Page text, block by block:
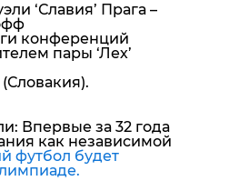
‘Славия’ Прага –
конференций
пары ‘Лех’
(Словакия).
Впервые за 32 года
как независимой
футбол будет